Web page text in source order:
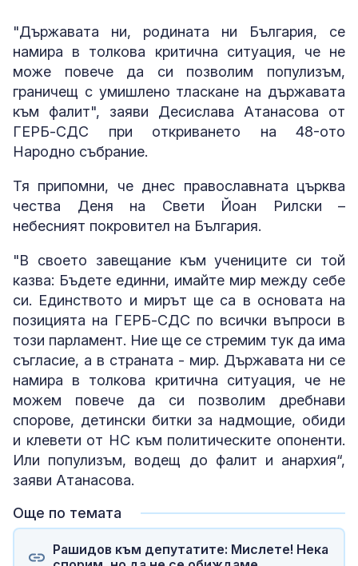
"Държавата ни, родината ни България, се
намира в толкова критична ситуация, че не
може повече да си позволим популизъм,
граничещ с умишлено тласкане на държавата
към фалит", заяви Десислава Атанасова от
ГЕРБ-СДС при откриването на 48-ото
Народно събрание.
Тя припомни, че днес православната църква
чества Деня на Свети Йоан Рилски –
небесният покровител на България.
"В своето завещание към учениците си той
казва: Бъдете единни, имайте мир между себе
си. Единството и мирът ще са в основата на
позицията на ГЕРБ-СДС по всички въпроси в
този парламент. Ние ще се стремим тук да има
съгласие, а в страната - мир. Държавата ни се
намира в толкова критична ситуация, че не
можем повече да си позволим дребнави
спорове, детински битки за надмощие, обиди
и клевети от НС към политическите опоненти.
Или популизъм, водещ до фалит и анархия“,
заяви Атанасова.
Още по темата
Рашидов към депутатите: Мислете! Нека